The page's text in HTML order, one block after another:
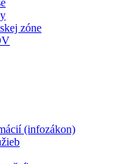
zóne
(infozákon)